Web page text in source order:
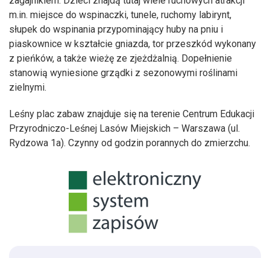
m.in. miejsce do wspinaczki, tunele, ruchomy labirynt,
słupek do wspinania przypominający huby na pniu i
piaskownice w kształcie gniazda, tor przeszkód wykonany
z pieńków, a także wieżę ze zjeżdżalnią. Dopełnienie
stanowią wyniesione grządki z sezonowymi roślinami
zielnymi.
Leśny plac zabaw znajduje się na terenie Centrum Edukacji
Przyrodniczo-Leśnej Lasów Miejskich – Warszawa (ul.
Rydzowa 1a). Czynny od godzin porannych do zmierzchu.